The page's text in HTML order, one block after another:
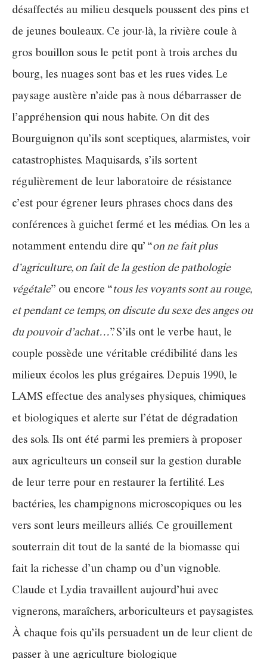
désaffectés au milieu desquels poussent des pins et
de jeunes bouleaux. Ce jour-là, la rivière coule à
gros bouillon sous le petit pont à trois arches du
bourg, les nuages sont bas et les rues vides. Le
paysage austère n’aide pas à nous débarrasser de
l’appréhension qui nous habite. On dit des
Bourguignon qu’ils sont sceptiques, alarmistes, voir
catastrophistes. Maquisards, s’ils sortent
régulièrement de leur laboratoire de résistance
c’est pour égrener leurs phrases chocs dans des
conférences à guichet fermé et les médias. On les a
notamment entendu dire qu’ “on ne fait plus
d’agriculture, on fait de la gestion de pathologie
végétale” ou encore “tous les voyants sont au rouge,
et pendant ce temps, on discute du sexe des anges ou
du pouvoir d’achat…”. S’ils ont le verbe haut, le
couple possède une véritable crédibilité dans les
milieux écolos les plus grégaires. Depuis 1990, le
LAMS effectue des analyses physiques, chimiques
et biologiques et alerte sur l’état de dégradation
des sols. Ils ont été parmi les premiers à proposer
aux agriculteurs un conseil sur la gestion durable
de leur terre pour en restaurer la fertilité. Les
bactéries, les champignons microscopiques ou les
vers sont leurs meilleurs alliés. Ce grouillement
souterrain dit tout de la santé de la biomasse qui
fait la richesse d’un champ ou d’un vignoble.
Claude et Lydia travaillent aujourd’hui avec
vignerons, maraîchers, arboriculteurs et paysagistes.
À chaque fois qu’ils persuadent un de leur client de
passer à une agriculture biologique